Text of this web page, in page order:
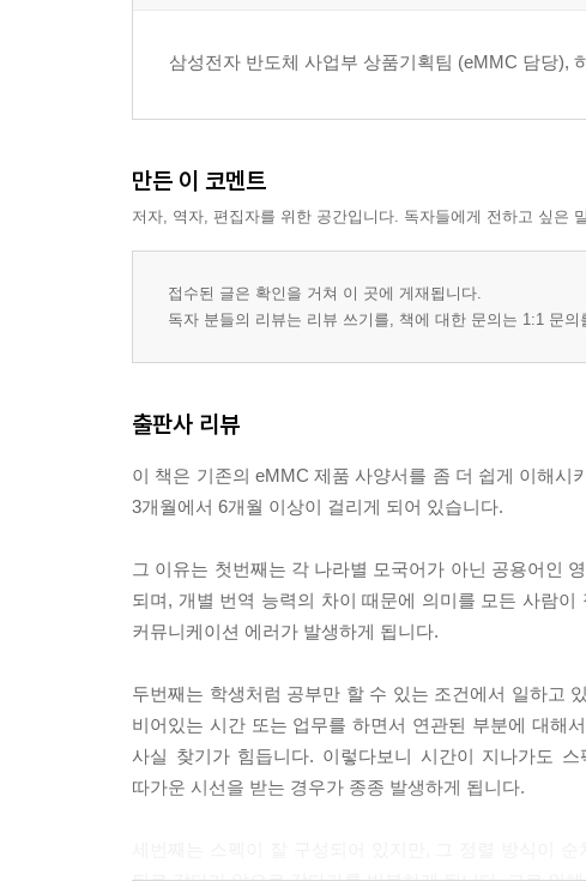
1-9-1. Multiple-block read operation 37
2. eMMC Hardware 39
2-1. Power supply 39
2-1-1. eMMC eMMC internal power diagram 39
2-1-2. e2MMC internal power diagram 39
2-2-2. HS400 System Block diagram 41
2-3. eMMC Power-up 41
2-3-1. eMMC voltage combinations 41
2-3-3. Power-up 42
2-3-4. Power-up diagram 42
2-3-5. eMMC power-up diagram 44
2-3-7. eMMC power cycle 45
2-4. eMMC bus 46
2-4-1. Bus circuitry diagram 46
삼성전자 반도체 사업부 상품기획팀 (eMMC 담당),
만든 이 코멘트
저자, 역자, 편집자를 위한 공간입니다. 독자들에게 전하고 싶은
접수된 글은 확인을 거쳐 이 곳에 게재됩니다.
독자 분들의 리뷰는 리뷰 쓰기를, 책에 대한 문의는 1:1 문의
출판사 리뷰
이 책은 기존의 eMMC 제품 사양서를 좀 더 쉽게 이해
3개월에서 6개월 이상이 걸리게 되어 있습니다.
그 이유는 첫번째는 각 나라별 모국어가 아닌 공용어인
되며, 개별 번역 능력의 차이 때문에 의미를 모든 사람
커뮤니케이션 에러가 발생하게 됩니다.
두번째는 학생처럼 공부만 할 수 있는 조건에서 일하고
비어있는 시간 또는 업무를 하면서 연관된 부분에 대해
사실 찾기가 힘듭니다. 이렇다보니 시간이 지나가도
따가운 시선을 받는 경우가 종종 발생하게 됩니다.
세번째는 스펙이 잘 구성되어 있지만, 그 정렬 방식이